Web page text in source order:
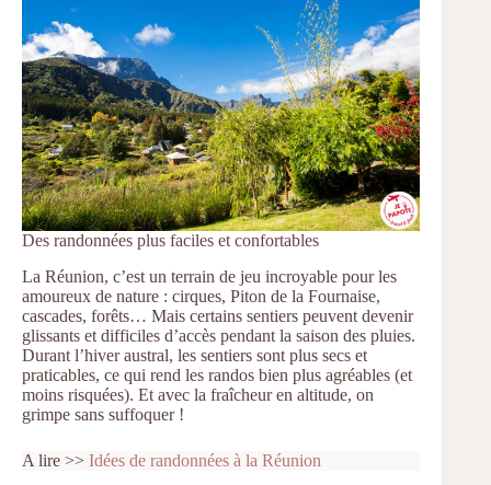
Des randonnées plus faciles et confortables
La Réunion, c’est un terrain de jeu incroyable pour les
amoureux de nature : cirques, Piton de la Fournaise,
cascades, forêts… Mais certains sentiers peuvent devenir
glissants et difficiles d’accès pendant la saison des pluies.
Durant l’hiver austral, les sentiers sont plus secs et
praticables, ce qui rend les randos bien plus agréables (et
moins risquées). Et avec la fraîcheur en altitude, on
grimpe sans suffoquer !
A lire >> Idées de randonnées à la Réunion